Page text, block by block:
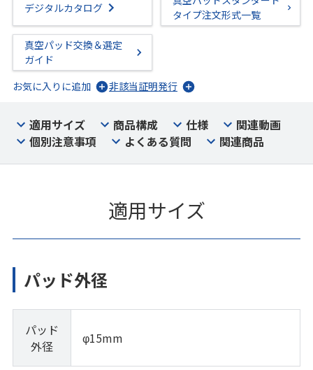
デジタルカタログ
タイプ注文形式一覧
真空パッド交換＆選定
ガイド
お気に入りに追加
非該当証明発行
適用サイズ 商品構成 仕様
関連動画
個別注意事項
よくある質問 関連商品
適用サイズ
パッド外径
パッド
外径
φ15mm